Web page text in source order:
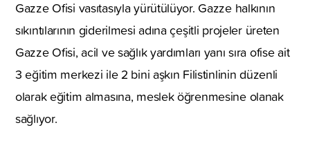
Gazze Ofisi vasıtasıyla yürütülüyor. Gazze halkının
sıkıntılarının giderilmesi adına çeşitli projeler üreten
Gazze Ofisi, acil ve sağlık yardımları yanı sıra ofise ait
3 eğitim merkezi ile 2 bini aşkın Filistinlinin düzenli
olarak eğitim almasına, meslek öğrenmesine olanak
sağlıyor.